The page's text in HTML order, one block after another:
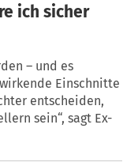
ich sicher
– und es
Einschnitte
entscheiden,
sein“, sagt Ex-